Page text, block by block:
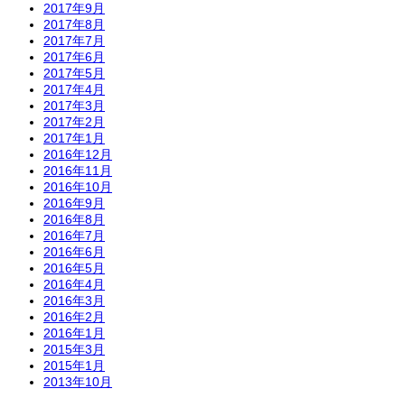
2017年9月
2017年8月
2017年7月
2017年6月
2017年5月
2017年4月
2017年3月
2017年2月
2017年1月
2016年12月
2016年11月
2016年10月
2016年9月
2016年8月
2016年7月
2016年6月
2016年5月
2016年4月
2016年3月
2016年2月
2016年1月
2015年3月
2015年1月
2013年10月